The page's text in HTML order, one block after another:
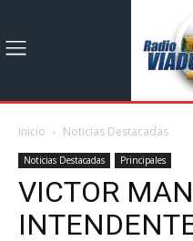
Inicio Noticias Destacadas
Noticias Destacadas Principales
VICTOR